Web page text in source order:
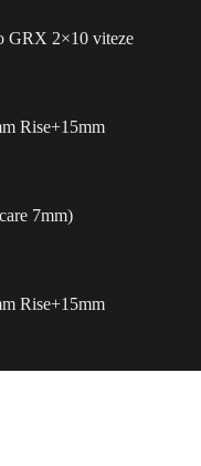
GRX 2×10 viteze
Rise+15mm
7mm)
Rise+15mm